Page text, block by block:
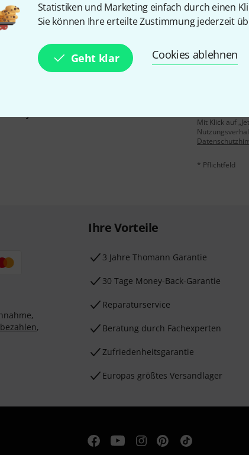
Statistiken und Marketing einfach durch einen
Sie können Ihre erteilte Zustimmung jederzeit
Geht klar Cookies ablehnen
und gewinne mit etwas Glück
Mit Klick auf
* Pflichtfeld
,
Ihre Vorteile
3 Jahre Thomann Garantie
30 Tage Money-Back-Garantie
Reparaturservice
Beratung durch Fachexperten
Zufriedenheitsgarantie
Europas größtes Versandlager